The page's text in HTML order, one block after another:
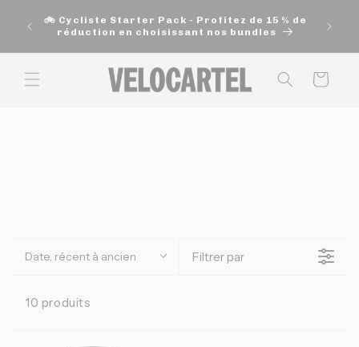
passer
au
🚲 Cycliste Starter Pack - Profitez de 15 % de
réduction en choisissant nos bundles
200$
Panier
Date, récent à ancien Filtrer par
10 produits